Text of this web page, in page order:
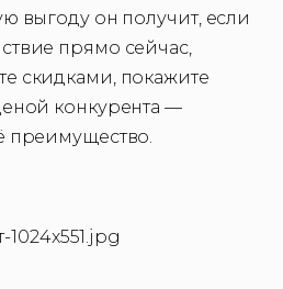
выгоду он получит, если
прямо сейчас,
скидками, покажите
конкурента —
преимущество.